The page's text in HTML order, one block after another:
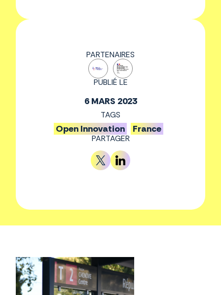
PARTENAIRES
PUBLIÉ LE
6 MARS 2023
TAGS
Open Innovation France
PARTAGER